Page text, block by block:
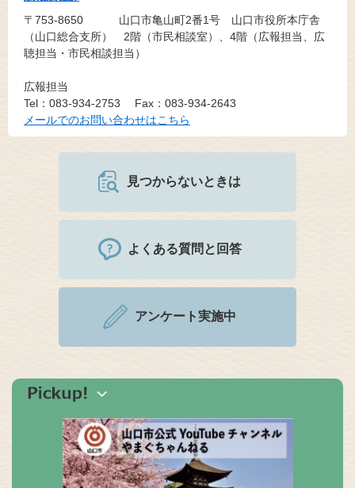
〒753-8650
山口市亀山町2番1号 山口市役所本庁舎
（山口総合支所） 2階（市民相談室）、4階（広報担当、広
聴担当・市民相談担当）
広報担当
Tel：083-934-2753
Fax：083-934-2643
メールでのお問い合わせはこちら
見つからないときは
よくある質問と回答
アンケート実施中